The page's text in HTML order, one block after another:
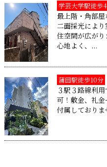
学芸大学駅徒歩
最上階・角部屋
二面採光によ
住空間が広が
心地よく、...
蒲田駅徒歩10分
３駅３路線利
可！敷金、礼
付属しておりま